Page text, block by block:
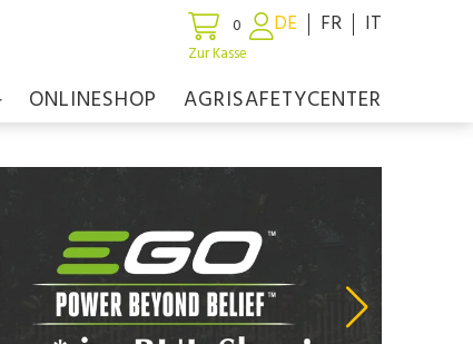
0
Zur Kasse
DE FR IT
ONLINESHOP AGRISAFETYCENTER